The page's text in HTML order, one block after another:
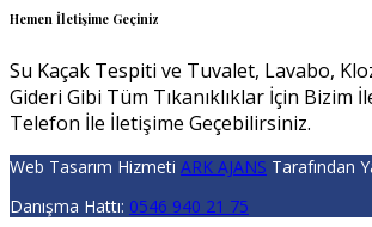
Hemen İletişime Geçiniz
Su Kaçak Tespiti ve Tuvalet, Lavabo,
Gideri Gibi Tüm Tıkanıklıklar İçin Bizim
Telefon İle İletişime Geçebilirsiniz.
Web Tasarım Hizmeti ARK AJANS Tarafından
Danışma Hattı: 0546 940 21 75